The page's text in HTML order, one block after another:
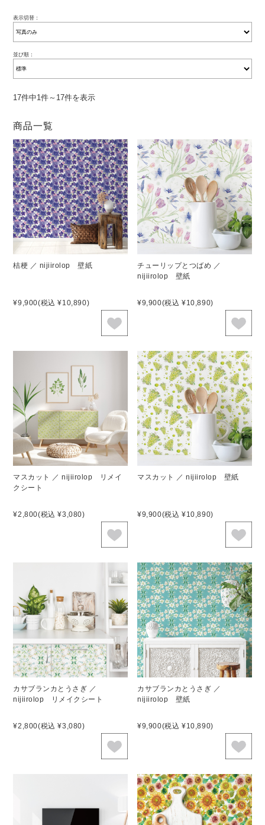
表示切替：
並び順：
17件中1件～17件を表示
商品一覧
桔梗 ／ nijiirolop 壁紙
¥9,900(税込 ¥10,890)
チューリップとつばめ ／
nijiirolop 壁紙
¥9,900(税込 ¥10,890)
マスカット ／ nijiirolop リメイ
クシート
¥2,800(税込 ¥3,080)
マスカット ／ nijiirolop 壁紙
¥9,900(税込 ¥10,890)
カサブランカとうさぎ ／
nijiirolop リメイクシート
¥2,800(税込 ¥3,080)
カサブランカとうさぎ ／
nijiirolop 壁紙
¥9,900(税込 ¥10,890)